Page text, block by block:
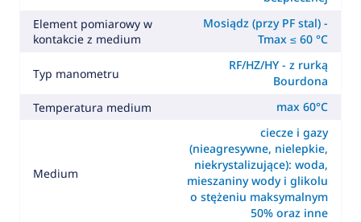
Element pomiarowy w
kontakcie z medium
Mosiądz (przy PF stal) -
Tmax ≤ 60 °C
Typ manometru
RF/HZ/HY - z rurką
Bourdona
Temperatura medium
max 60°C
Medium
ciecze i gazy
(nieagresywne, nielepkie,
niekrystalizujące): woda,
mieszaniny wody i glikolu
o stężeniu maksymalnym
50% oraz inne